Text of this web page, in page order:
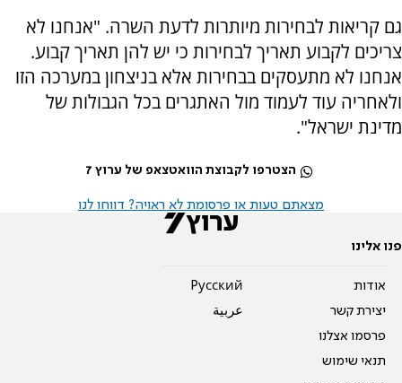
גם קריאות לבחירות מיותרות לדעת השרה. "אנחנו לא
צריכים לקבוע תאריך לבחירות כי יש להן תאריך קבוע.
אנחנו לא מתעסקים בבחירות אלא בניצחון במערכה הזו
ולאחריה עוד לעמוד מול האתגרים בכל הגבולות של
מדינת ישראל".
הצטרפו לקבוצת הוואטצאפ של ערוץ 7
מצאתם טעות או פרסומת לא ראויה? דווחו לנו
פנו אלינו
אודות
יצירת קשר
פרסמו אצלנו
תנאי שימוש
Pусский
عربية